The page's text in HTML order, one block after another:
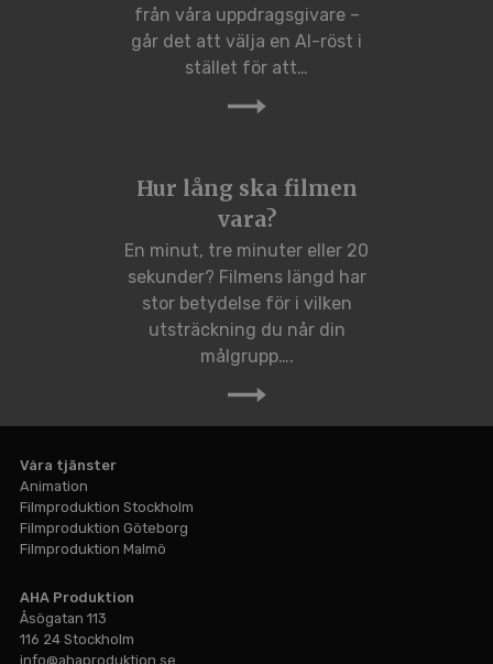
från våra uppdragsgivare –
går det att välja en AI-röst i
stället för att…
Hur lång ska filmen
vara?
En minut, tre minuter eller 20
sekunder? Filmens längd har
stor betydelse för i vilken
utsträckning du når din
målgrupp….
Våra tjänster
Animation
Filmproduktion Stockholm
Filmproduktion Göteborg
Filmproduktion Malmö
AHA Produktion
Åsögatan 113
116 24 Stockholm
info@ahaproduktion.se
Hem
Filmproduktion
Animation